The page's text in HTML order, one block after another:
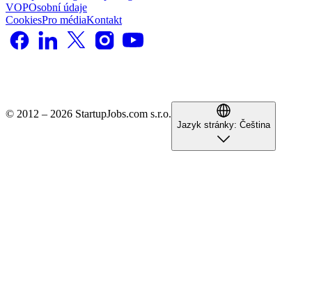
VOPOsobní údaje
CookiesPro médiaKontakt
© 2012 – 2026 StartupJobs.com s.r.o.
Jazyk stránky: Čeština